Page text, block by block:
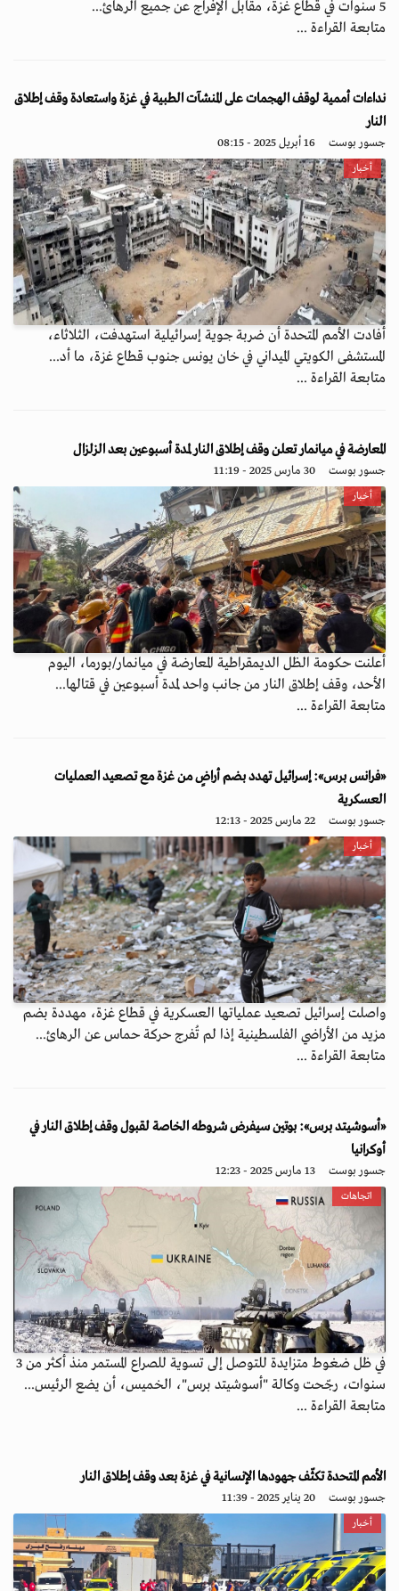
5 سنوات في قطاع غزة، مقابل الإفراج عن جميع الرهائ...
متابعة القراءة ...
نداءات أممية لوقف الهجمات على المنشآت الطبية في غزة واستعادة وقف إطلاق
النار
جسور بوست 16 أبريل 2025 - 08:15
أخبار
أفادت الأمم المتحدة أن ضربة جوية إسرائيلية استهدفت، الثلاثاء،
المستشفى الكويتي الميداني في خان يونس جنوب قطاع غزة، ما أد...
متابعة القراءة ...
المعارضة في ميانمار تعلن وقف إطلاق النار لمدة أسبوعين بعد الزلزال
جسور بوست 30 مارس 2025 - 11:19
أخبار
أعلنت حكومة الظل الديمقراطية المعارضة في ميانمار/بورما، اليوم
الأحد، وقف إطلاق النار من جانب واحد لمدة أسبوعين في قتالها...
متابعة القراءة ...
«فرانس برس»: إسرائيل تهدد بضم أراضٍ من غزة مع تصعيد العمليات
العسكرية
جسور بوست 22 مارس 2025 - 12:13
أخبار
واصلت إسرائيل تصعيد عملياتها العسكرية في قطاع غزة، مهددة بضم
مزيد من الأراضي الفلسطينية إذا لم تُفرج حركة حماس عن الرهائ...
متابعة القراءة ...
«أسوشيتد برس»: بوتين سيفرض شروطه الخاصة لقبول وقف إطلاق النار في
أوكرانيا
جسور بوست 13 مارس 2025 - 12:23
اتجاهات
في ظل ضغوط متزايدة للتوصل إلى تسوية للصراع المستمر منذ أكثر من 3
سنوات، رجّحت وكالة "أسوشيتد برس"، الخميس، أن يضع الرئيس...
متابعة القراءة ...
الأمم المتحدة تكثّف جهودها الإنسانية في غزة بعد وقف إطلاق النار
جسور بوست 20 يناير 2025 - 11:39
أخبار